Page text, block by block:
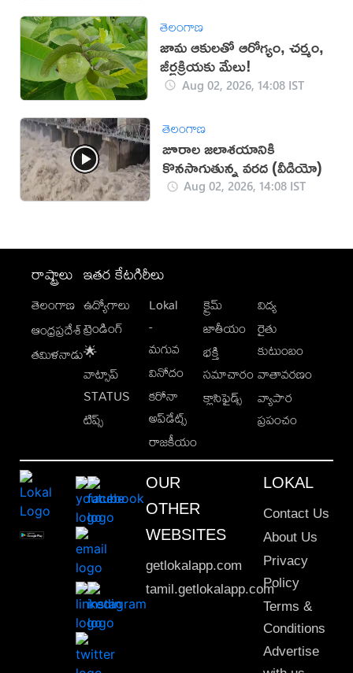
తెలంగాణ
జామ ఆకులతో ఆరోగ్యం, చర్మం,
జీర్ణక్రియకు మేలు!
Aug 02, 2026, 14:08 IST
తెలంగాణ
జూరాల జలాశయానికి
కొనసాగుతున్న వరద (వీడియో)
Aug 02, 2026, 14:08 IST
రాష్ట్రాలు
తెలంగాణ
ఆంధ్రప్రదేశ్
తమిళనాడు
ఇతర కేటగిరీలు
ఉద్యోగాలు
ట్రెండింగ్
🌟
వాట్సాప్
STATUS
టిప్స్
Lokal
-
మగువ
వినోదం
కరోనా
అప్‌డేట్స్
రాజకీయం
క్రైమ్
జాతీయం
భక్తి
సమాచారం
క్లాసిఫైడ్స్
విద్య
రైతు
కుటుంబం
వాతావరణం
వ్యాపార
ప్రపంచం
OUR
OTHER
WEBSITES
getlokalapp.com
tamil.getlokalapp.com
LOKAL
Contact Us
About Us
Privacy
Policy
Terms &
Conditions
Advertise